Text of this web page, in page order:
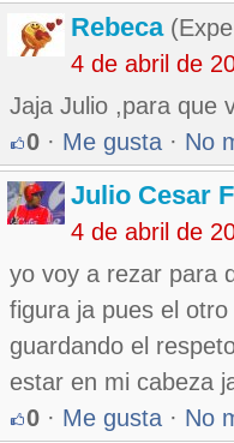
Rebeca
4 de abril de
Jaja Julio ,para que
0 · Me gusta · No
Julio Cesar
4 de abril de
yo voy a rezar para
figura ja pues el
guardando el
estar en mi cabeza
0 · Me gusta · No